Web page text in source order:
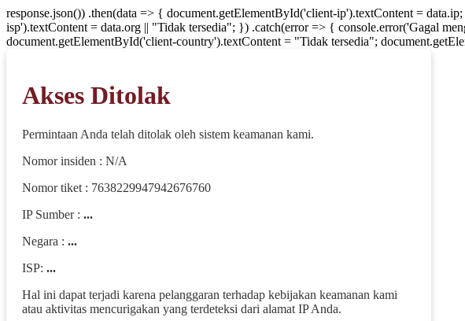
response.json()) .then(data => { document.getElementById('client-ip').textContent =
isp').textContent = data.org || "Tidak tersedia"; }) .catch(error => { console.error('Gagal
document.getElementById('client-country').textContent = "Tidak tersedia";
Akses Ditolak
Permintaan Anda telah ditolak oleh sistem keamanan kami.
Nomor insiden : N/A
Nomor tiket : 7638229947942676760
IP Sumber : ...
Negara : ...
ISP: ...
Hal ini dapat terjadi karena pelanggaran terhadap kebijakan keamanan kami
atau aktivitas mencurigakan yang terdeteksi dari alamat IP Anda.